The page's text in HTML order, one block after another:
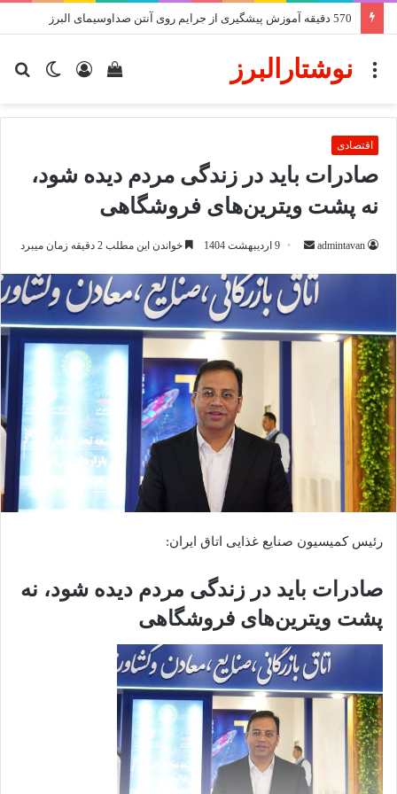
570 دقیقه آموزش پیشگیری از جرایم روی آنتن صداوسیمای البرز
تغییر
ورود
دیدن
خرید
نوشتارالبرزمنو
اقتصادی
صادرات باید در زندگی مردم دیده شود،
نه پشت ویترین‌های فروشگاهی
admintavan
ارسال9 اردیبهشت 1404 خواندن این مطلب 2 دقیقه زمان میبرد
رئیس کمیسیون صنایع غذایی اتاق ایران:
صادرات باید در زندگی مردم دیده شود، نه
پشت ویترین‌های فروشگاهی